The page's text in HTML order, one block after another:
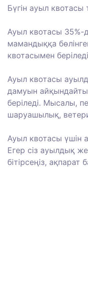
Бүгін ауыл
Ауыл квотасы
мамандыққа
квотасымен
Ауыл квотасы
дамуын
беріледі. Мысалы,
шаруашылық,
Ауыл квотасы үшін
Егер сіз ауылдық
бітірсеңіз, ақпарат